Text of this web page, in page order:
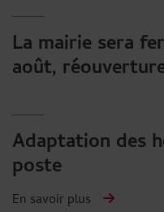
La mairie sera
août,
Adaptation des
poste
En savoir plus